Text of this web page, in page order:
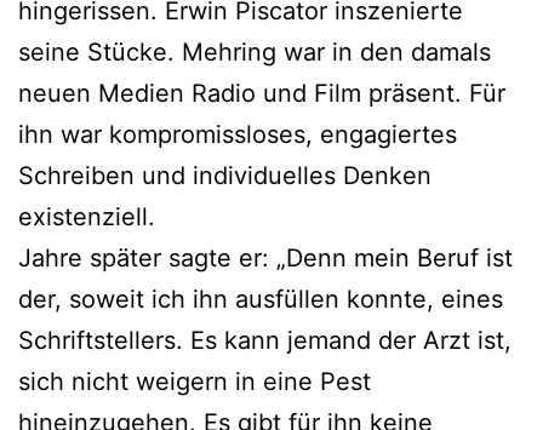
hingerissen. Erwin Piscator inszenierte
seine Stücke. Mehring war in den damals
neuen Medien Radio und Film präsent. Für
ihn war kompromissloses, engagiertes
Schreiben und individuelles Denken
existenziell.
Jahre später sagte er: „Denn mein Beruf ist
der, soweit ich ihn ausfüllen konnte, eines
Schriftstellers. Es kann jemand der Arzt ist,
sich nicht weigern in eine Pest
hineinzugehen. Es gibt für ihn keine